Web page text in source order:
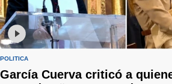
POLÍTICA
García Cuerva criticó a